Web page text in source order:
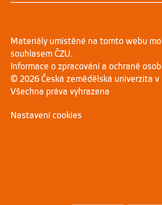
Materiály umístěné na tomto webu
souhlasem ČZU.
Informace o zpracování a ochraně
© 2026 Česká zemědělská univerzita v
Všechna práva vyhrazena
Nastavení cookies